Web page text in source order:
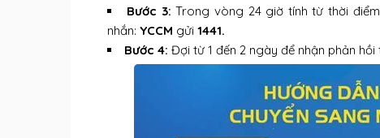
Bước 3: Trong vòng 24 giờ tính từ thời
nhắn: YCCM gửi 1441.
Bước 4: Đợi từ 1 đến 2 ngày để nhận phản hồi